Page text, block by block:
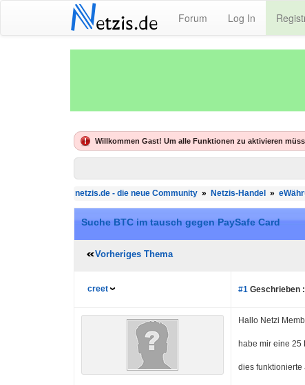
Netzis.de Forum Log In
Willkommen Gast! Um alle Funktionen zu aktivieren
netzis.de - die neue Community » Netzis-Handel »
Suche BTC im tausch gegen PaySafe Card
Vorheriges Thema
creet #1 Geschrieben :
Hallo Netzi
habe mir eine 25
dies funktionierte